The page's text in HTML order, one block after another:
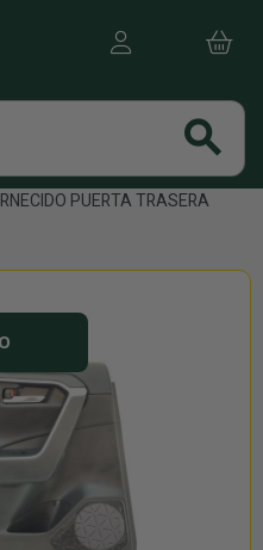
search
PUERTA TRASERA